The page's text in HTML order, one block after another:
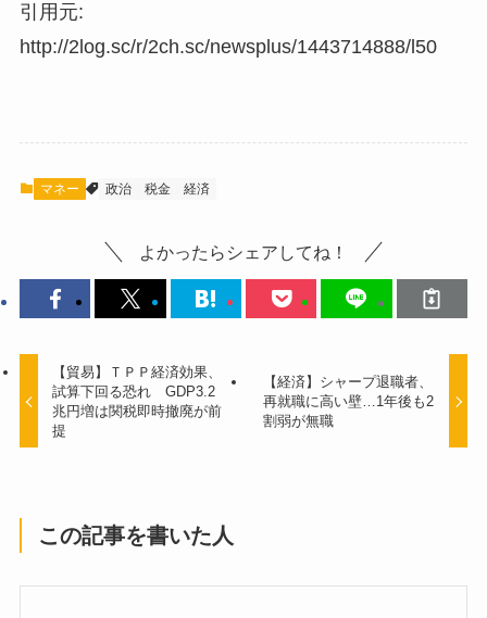
引用元:
http://2log.sc/r/2ch.sc/newsplus/1443714888/l50
マネー 政治 税金 経済
よかったらシェアしてね！
【貿易】ＴＰＰ経済効果、
試算下回る恐れ GDP3.2
兆円増は関税即時撤廃が前
提
【経済】シャープ退職者、
再就職に高い壁…1年後も2
割弱が無職
この記事を書いた人